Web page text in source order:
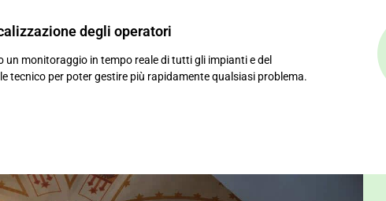
degli operatori
un monitoraggio in tempo reale di tutti gli impianti e del
tecnico per poter gestire più rapidamente qualsiasi problema.